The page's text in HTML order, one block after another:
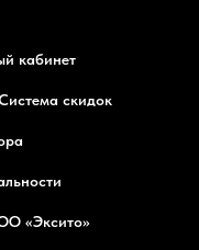
кабинет
Система скидок
«Эксито»